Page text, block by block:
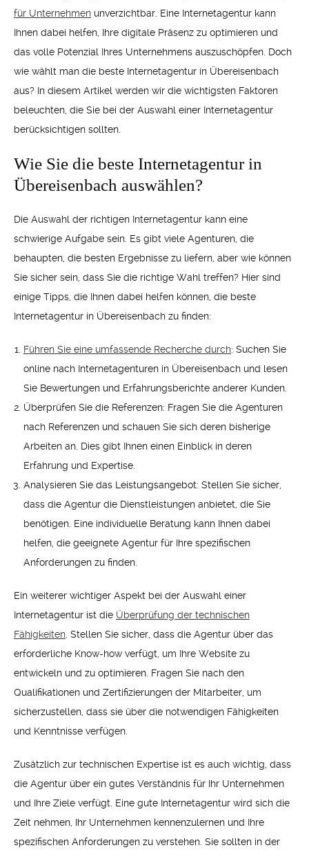
für Unternehmen unverzichtbar. Eine Internetagentur kann
Ihnen dabei helfen, Ihre digitale Präsenz zu optimieren und
das volle Potenzial Ihres Unternehmens auszuschöpfen. Doch
wie wählt man die beste Internetagentur in Übereisenbach
aus? In diesem Artikel werden wir die wichtigsten Faktoren
beleuchten, die Sie bei der Auswahl einer Internetagentur
berücksichtigen sollten.
Wie Sie die beste Internetagentur in
Übereisenbach auswählen?
Die Auswahl der richtigen Internetagentur kann eine
schwierige Aufgabe sein. Es gibt viele Agenturen, die
behaupten, die besten Ergebnisse zu liefern, aber wie können
Sie sicher sein, dass Sie die richtige Wahl treffen? Hier sind
einige Tipps, die Ihnen dabei helfen können, die beste
Internetagentur in Übereisenbach zu finden:
Führen Sie eine umfassende Recherche durch: Suchen Sie
online nach Internetagenturen in Übereisenbach und lesen
Sie Bewertungen und Erfahrungsberichte anderer Kunden.
Überprüfen Sie die Referenzen: Fragen Sie die Agenturen
nach Referenzen und schauen Sie sich deren bisherige
Arbeiten an. Dies gibt Ihnen einen Einblick in deren
Erfahrung und Expertise.
Analysieren Sie das Leistungsangebot: Stellen Sie sicher,
dass die Agentur die Dienstleistungen anbietet, die Sie
benötigen. Eine individuelle Beratung kann Ihnen dabei
helfen, die geeignete Agentur für Ihre spezifischen
Anforderungen zu finden.
Ein weiterer wichtiger Aspekt bei der Auswahl einer
Internetagentur ist die Überprüfung der technischen
Fähigkeiten . Stellen Sie sicher, dass die Agentur über das
erforderliche Know-how verfügt, um Ihre Website zu
entwickeln und zu optimieren. Fragen Sie nach den
Qualifikationen und Zertifizierungen der Mitarbeiter, um
sicherzustellen, dass sie über die notwendigen Fähigkeiten
und Kenntnisse verfügen.
Zusätzlich zur technischen Expertise ist es auch wichtig, dass
die Agentur über ein gutes Verständnis für Ihr Unternehmen
und Ihre Ziele verfügt. Eine gute Internetagentur wird sich die
Zeit nehmen, Ihr Unternehmen kennenzulernen und Ihre
spezifischen Anforderungen zu verstehen. Sie sollten in der